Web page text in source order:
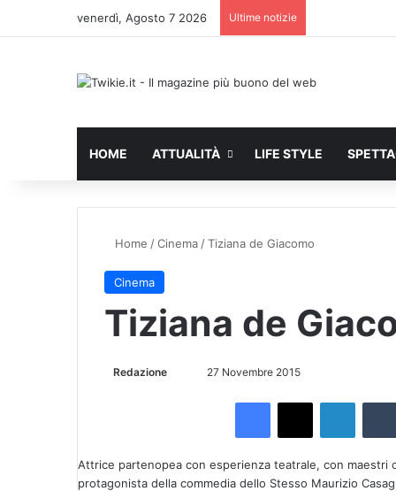
venerdì, Agosto 7 2026 Ultime notizie
HOME ATTUALITÀ LIFE STYLE
Home /Cinema /Tiziana de Giacomo
Cinema
Tiziana de
Redazione 27 Novembre 2015
Attrice partenopea con esperienza teatrale, con maestri
protagonista della commedia dello Stesso Maurizio